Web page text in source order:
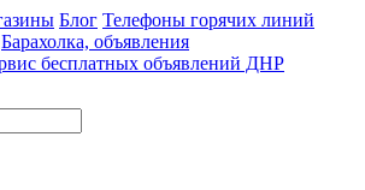
Блог Телефоны горячих линий
Барахолка, объявления